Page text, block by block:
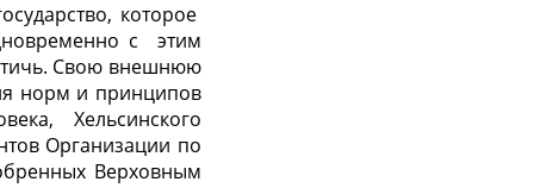
которое
с этим
Свою внешнюю
норм и принципов
Хельсинского
Организации по
Верховным